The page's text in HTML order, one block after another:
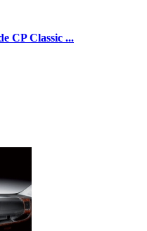
CP Classic ...